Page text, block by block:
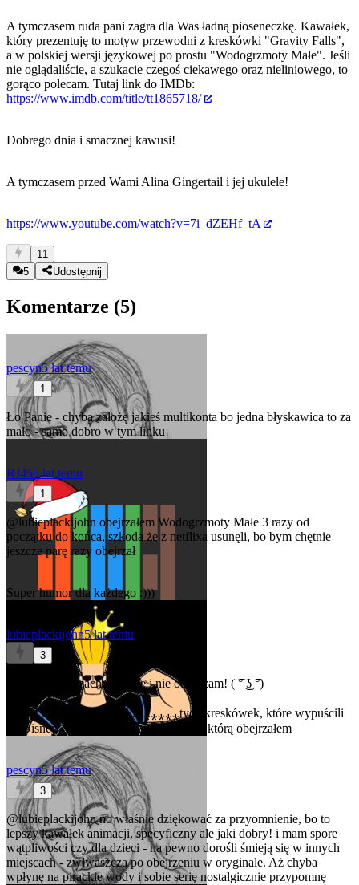
A tymczasem ruda pani zagra dla Was ładną pioseneczkę. Kawałek,
który prezentuję to motyw przewodni z kreskówki "Gravity Falls",
a w polskiej wersji językowej po prostu "Wodogrzmoty Małe". Jeśli
nie oglądaliście, a szukacie czegoś ciekawego oraz nieliniowego, to
gorąco polecam. Tutaj link do IMDb:
https://www.imdb.com/title/tt1865718/
Dobrego dnia i smacznej kawusi!
A tymczasem przed Wami Alina Gingertail i jej ukulele!
https://www.youtube.com/watch?v=7i_dZEHf_tA
11
5
Udostępnij
Komentarze (5)
pescyn5 lat temu
1
Ło Panie - chyba założę jakieś multikonta bo jedna błyskawica to za
mało - samo dobro w tym linku
RJ455 lat temu
1
@lubieplackijohn obejrzałem Wodogrzmoty Małe 3 razy od
początku do końca, szkoda że z netflixa usunęli, bo bym chętnie
jeszcze parę razy obejrzał
Super humor dla każdego :)))
lubieplackijohn5 lat temu
3
Nie zachęcam ale i nie odradzam! ( ͡° ͜ʖ ͡°)
@RJ45 Jedna z bardziej za⁎⁎⁎⁎⁎tych kreskówek, które wypuścili
na Disney cośtam. A właściwie jedyna, którą obejrzałem
pescyn5 lat temu
3
@lubieplackijohnno właśnie dziękować za przyomnienie, bo to
lepszy kawałek animacji, specyficzny ale jaki dobry! i mam spore
wątpliwości czy dla dzieci - na pewno dorośli śmieją się w innych
miejscach - zwłwaszcza po obejrzeniu w oryginale. Aż chyba
wpłynę na pirackie wody i sobie serię nostalgicznie przypomnę